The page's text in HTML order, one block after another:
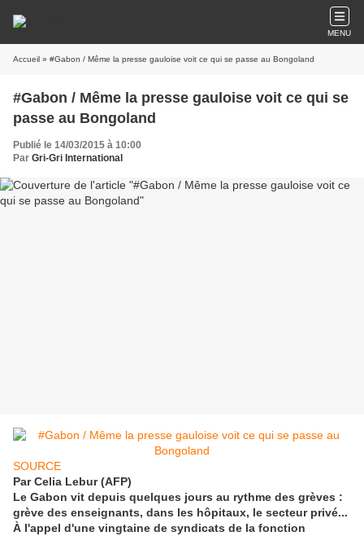
MENU
Accueil » #Gabon / Même la presse gauloise voit ce qui se passe au Bongoland
#Gabon / Même la presse gauloise voit ce qui se
passe au Bongoland
Publié le 14/03/2015 à 10:00
Par Gri-Gri International
SOURCE
Par Celia Lebur (AFP)
Le Gabon vit depuis quelques jours au rythme des grèves :
grève des enseignants, dans les hôpitaux, le secteur privé...
À l'appel d'une vingtaine de syndicats de la fonction